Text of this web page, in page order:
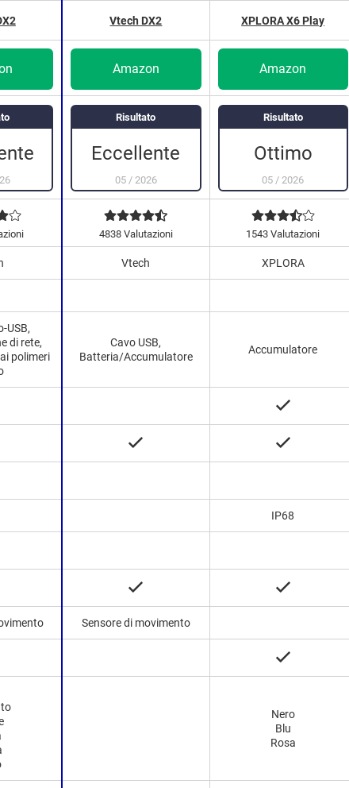
USB,
di rete,
polimeri
Risultato
Eccellente
05/ 2026
Vtech DX2
4838 Valutazioni
Amazon
Vtech
Cavo USB,
Batteria/Accumulatore
Sensore di movimento
Risultato
Ottimo
05 / 2026
XPLORA X6 Play
1543 Valutazioni
Amazon
XPLORA
Accumulatore
IP68
Nero
Blu
Rosa